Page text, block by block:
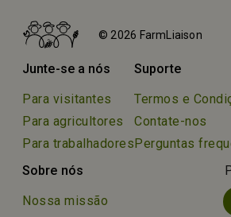
Fazendas
Barker Stakes Farm Cottages
© 2026 FarmLiaison
Junte-se a nós
Para visitantes
Para agricultores
Para trabalhadores
Suporte
Termos e
Contate-nos
Perguntas
Sobre nós
Nossa missão